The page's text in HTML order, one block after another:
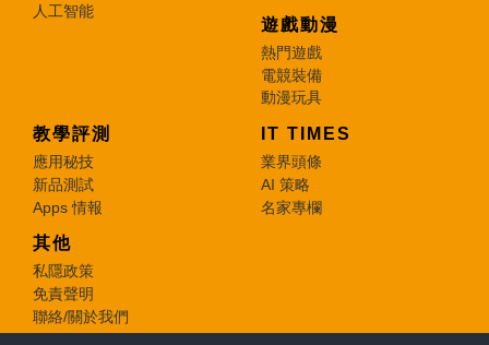
人工智能
遊戲動漫
熱門遊戲
電競裝備
動漫玩具
教學評測
應用秘技
新品測試
Apps 情報
IT TIMES
業界頭條
AI 策略
名家專欄
其他
私隱政策
免責聲明
聯絡/關於我們